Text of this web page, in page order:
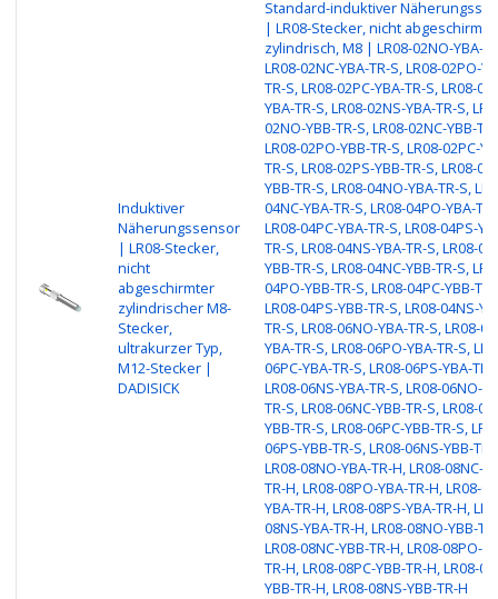
Induktiver
Näherungssensor
| LR08-Stecker,
nicht
abgeschirmter
zylindrischer M8-
Stecker,
ultrakurzer Typ,
M12-Stecker |
DADISICK
Standard-induktiver
| LR08-Stecker, nicht abgeschirmt,
zylindrisch, M8 | LR08-02NO-YBA-
LR08-02NC-YBA-TR-S, LR08-02PO-
TR-S, LR08-02PC-YBA-TR-S, LR08-
YBA-TR-S, LR08-02NS-YBA-TR-S,
02NO-YBB-TR-S, LR08-02NC-YBB-
LR08-02PO-YBB-TR-S, LR08-02PC-
TR-S, LR08-02PS-YBB-TR-S, LR08-
YBB-TR-S, LR08-04NO-YBA-TR-S,
04NC-YBA-TR-S, LR08-04PO-YBA-
LR08-04PC-YBA-TR-S, LR08-04PS-
TR-S, LR08-04NS-YBA-TR-S, LR08-
YBB-TR-S, LR08-04NC-YBB-TR-S,
04PO-YBB-TR-S, LR08-04PC-YBB-
LR08-04PS-YBB-TR-S, LR08-04NS-
TR-S, LR08-06NO-YBA-TR-S, LR08-
YBA-TR-S, LR08-06PO-YBA-TR-S,
06PC-YBA-TR-S, LR08-06PS-YBA-TR-
LR08-06NS-YBA-TR-S, LR08-06NO-
TR-S, LR08-06NC-YBB-TR-S, LR08-
YBB-TR-S, LR08-06PC-YBB-TR-S,
06PS-YBB-TR-S, LR08-06NS-YBB-TR-
LR08-08NO-YBA-TR-H, LR08-08NC-
TR-H, LR08-08PO-YBA-TR-H, LR08-
YBA-TR-H, LR08-08PS-YBA-TR-H,
08NS-YBA-TR-H, LR08-08NO-YBB-
LR08-08NC-YBB-TR-H, LR08-08PO-
TR-H, LR08-08PC-YBB-TR-H, LR08-
YBB-TR-H, LR08-08NS-YBB-TR-H